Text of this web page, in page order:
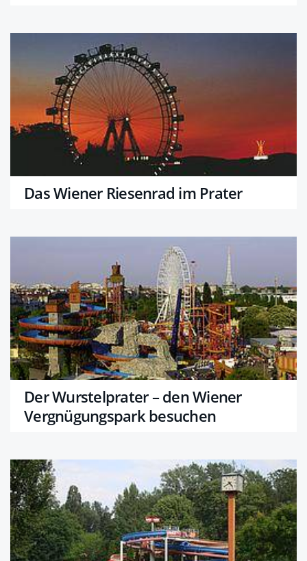
Das Wiener Riesenrad im Prater
Der Wurstelprater – den Wiener
Vergnügungspark besuchen